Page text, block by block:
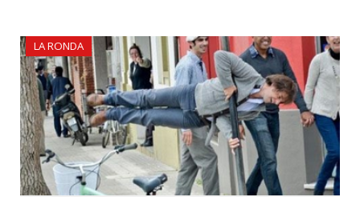
LA RONDA